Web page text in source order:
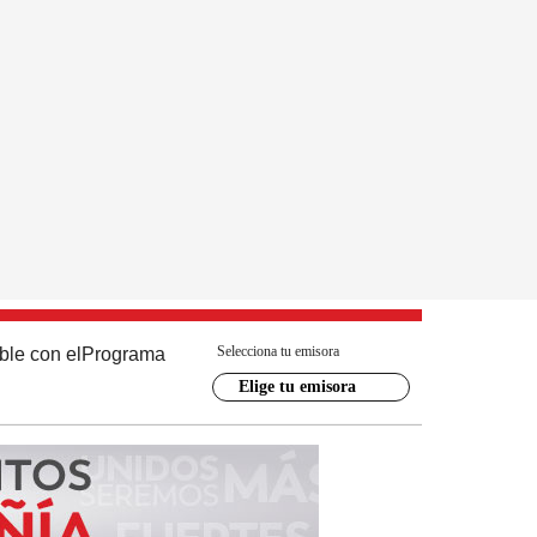
con el Programa Selecciona tu emisora
Elige tu emisora